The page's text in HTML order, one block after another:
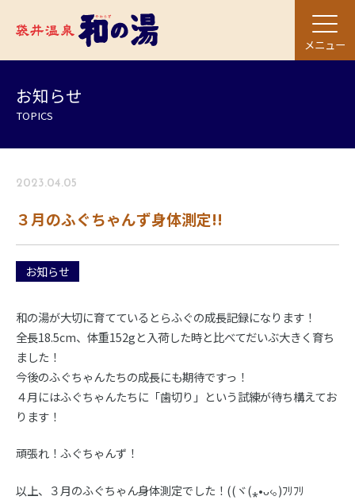
メニュー
お知らせ
TOPICS
2023.04.05
３月のふぐちゃんず身体測定!!
お知らせ
和の湯が大切に育てているとらふぐの成長記録になります！
全長18.5cm、体重152gと入荷した時と比べてだいぶ大きく育ち
ました！
今後のふぐちゃんたちの成長にも期待ですっ！
４月にはふぐちゃんたちに「歯切り」という試練が待ち構えてお
ります！
頑張れ！ふぐちゃんず！
以上、３月のふぐちゃん身体測定でした！((ヾ(⁎•ᴗ‹｡)ﾌﾘﾌﾘ